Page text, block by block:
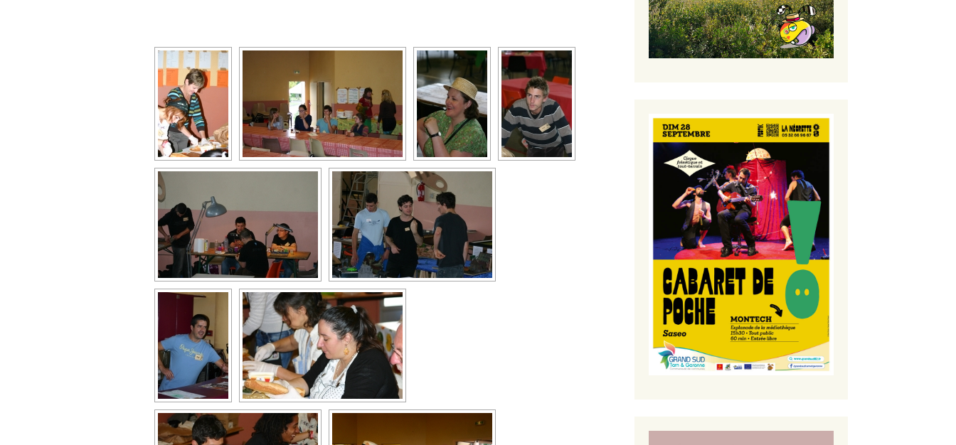
Les auteurs de jeux
Vous êtes auteur ? Venez
présenter vos jeux au
festival
Vous êtes une
association ? Participez
au festival